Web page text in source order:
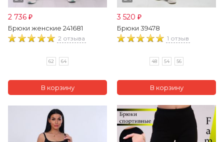
2 736 ₽
Брюки женские 241681
2 отзыва
62 64
3 520 ₽
Брюки 39478
1 отзыв
48 54 56